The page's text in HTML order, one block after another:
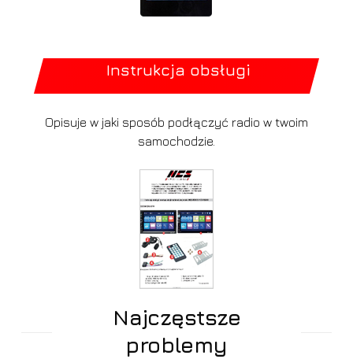
Instrukcja obsługi
Opisuje w jaki sposób podłączyć radio w twoim
samochodzie.
Najczęstsze
problemy